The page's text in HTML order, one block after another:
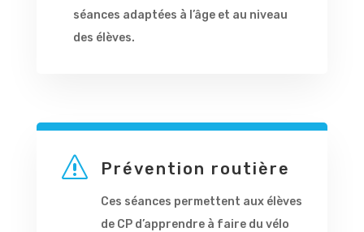
séances adaptées à l’âge et au niveau
des élèves.
s Prévention routière
Ces séances permettent aux élèves
de CP d’apprendre à faire du vélo